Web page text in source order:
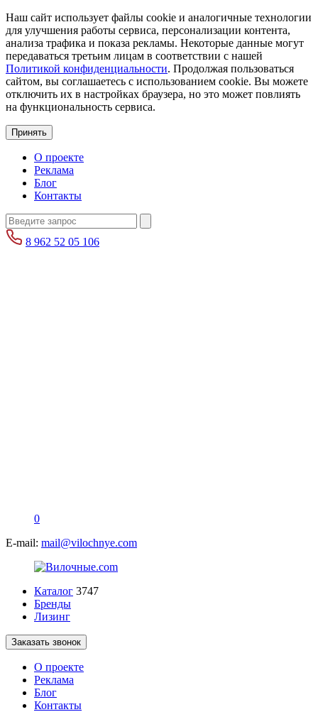
Наш сайт использует файлы cookie и аналогичные технологии
для улучшения работы сервиса, персонализации контента,
анализа трафика и показа рекламы. Некоторые данные могут
передаваться третьим лицам в соответствии с нашей
Политикой конфиденциальности. Продолжая пользоваться
сайтом, вы соглашаетесь с использованием cookie. Вы можете
отключить их в настройках браузера, но это может повлиять
на функциональность сервиса.
Принять
О проекте
Реклама
Блог
Контакты
8 962 52 05 106
0
E-mail: mail@vilochnye.com
Каталог 3747
Бренды
Лизинг
Заказать звонок
О проекте
Реклама
Блог
Контакты